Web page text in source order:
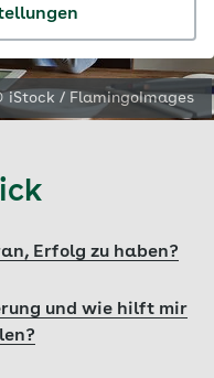
iStock / FlamingoImages
Erfolg zu haben?
und wie hilft mir